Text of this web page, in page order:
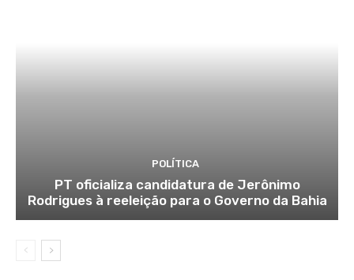
POLÍTICA
PT oficializa candidatura de Jerônimo
Rodrigues à reeleição para o Governo da Bahia